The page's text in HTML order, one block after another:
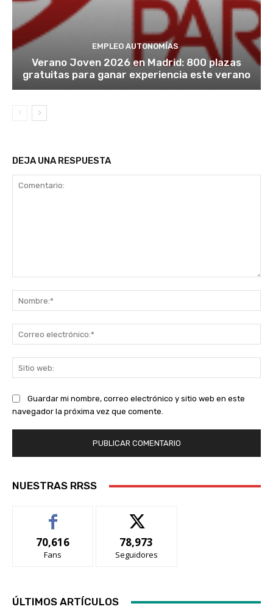
EMPLEO AUTONOMÍAS
Verano Joven 2026 en Madrid: 800 plazas
gratuitas para ganar experiencia este verano
DEJA UNA RESPUESTA
Guardar mi nombre, correo electrónico y sitio web en este
navegador la próxima vez que comente.
NUESTRAS RRSS
70,616
Fans
78,973
Seguidores
ÚLTIMOS ARTÍCULOS